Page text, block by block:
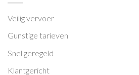
Veilig vervoer
Gunstige tarieven
Snel geregeld
Klantgericht